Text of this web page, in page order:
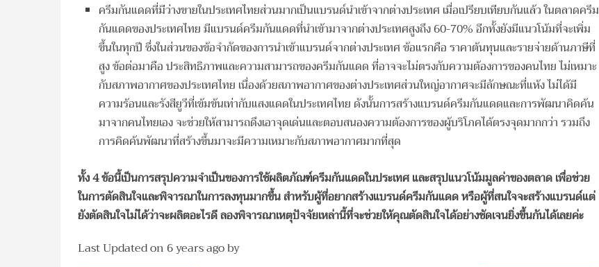
ครีมกันแดดที่มีว่างขายในประเทศไทยส่วนมากเป็นแบรนด์นำเข้าจากต่างประเทศ เมื่อเปรียบเทียบกันแล้ว ในตลาดครีม
กันแดดของประเทศไทย มีแบรนด์ครีมกันแดดที่นำเข้ามาจากต่างประเทศสูงถึง 60-70% อีกทั้งยังมีแนวโน้มที่จะเพิ่ม
ขึ้นในทุกปี ซึ่งในส่วนของข้อจำกัดของการนำเข้าแบรนด์จากต่างประเทศ ข้อแรกคือ ราคาต้นทุนและรายจ่ายด้านภาษีที่
สูง ข้อต่อมาคือ ประสิทธิภาพและความสามารถของครีมกันแดด ที่อาจจะไม่ตรงกับความต้องการของคนไทย ไม่เหมาะ
กับสภาพอากาศของประเทศไทย เนื่องด้วยสภาพอากาศของต่างประเทศส่วนใหญ่อากาศจะมีลักษณะที่แห้ง ไม่ได้มี
ความร้อนและรังสียูวีที่เข้มข้นเท่ากับแสงแดดในประเทศไทย ดังนั้นการสร้างแบรนด์ครีมกันแดดและการพัฒนาคิดค้น
มาจากคนไทยเอง จะช่วยให้สามารถดึงเอาจุดเด่นและตอบสนองความต้องการของผู้บริโภคได้ตรงจุดมากกว่า รวมถึง
การคิดค้นพัฒนาที่สร้างขึ้นมาจะมีความเหมาะกับสภาพอากาศมากที่สุด
ทั้ง 4 ข้อนี้เป็นการสรุปความจำเป็นของการใช้ผลิตภัณฑ์ครีมกันแดดในประเทศ และสรุปแนวโน้มมูลค่าของตลาด เพื่อช่วย
ในการตัดสินใจและพิจารณาในการลงทุนมากขึ้น สำหรับผู้ที่อยากสร้างแบรนด์ครีมกันแดด หรือผู้ที่สนใจจะสร้างแบรนด์แต่
ยังตัดสินใจไม่ได้ว่าจะผลิตอะไรดี ลองพิจารณาเหตุปัจจัยเหล่านี้ที่จะช่วยให้คุณตัดสินใจได้อย่างชัดเจนยิ่งขึ้นกันได้เลยค่ะ
Last Updated on6 years agoby